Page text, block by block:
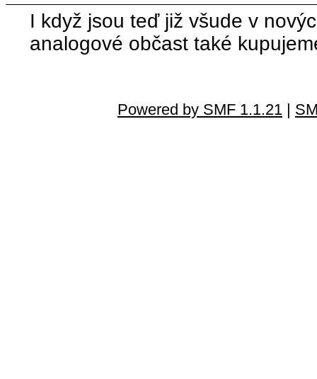
I když jsou teď již všude v
analogové občast také
Powered by SMF 1.1.21 |